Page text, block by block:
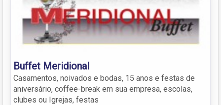
Buffet Meridional
Casamentos, noivados e bodas, 15 anos e festas de
aniversário, coffee-break em sua empresa, escolas,
clubes ou Igrejas, festas